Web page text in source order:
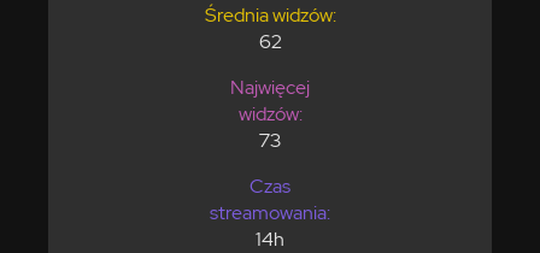
Średnia widzów:
62
Najwięcej
widzów:
73
Czas
streamowania:
14h